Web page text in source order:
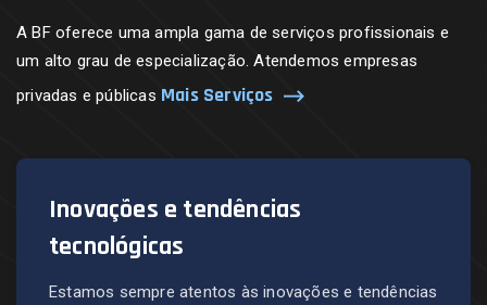
A BF oferece uma ampla gama de serviços profissionais e
um alto grau de especialização. Atendemos empresas
privadas e públicas Mais Serviços
Inovações e tendências
tecnológicas
Estamos sempre atentos às inovações e tendências